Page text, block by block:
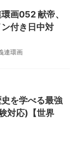
画052 献帝、
付き日中対
連環画
史を学べる最強
対応)【世界